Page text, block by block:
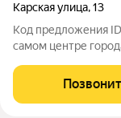
Карская улица,13
Код предложения
самом центре
вся мебель и
отличной